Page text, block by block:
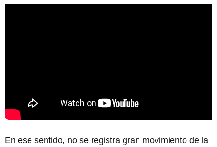
En ese sentido, no se registra gran movimiento de la